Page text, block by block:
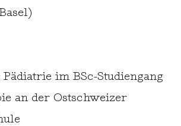
im BSc-Studiengang
an der Ostschweizer